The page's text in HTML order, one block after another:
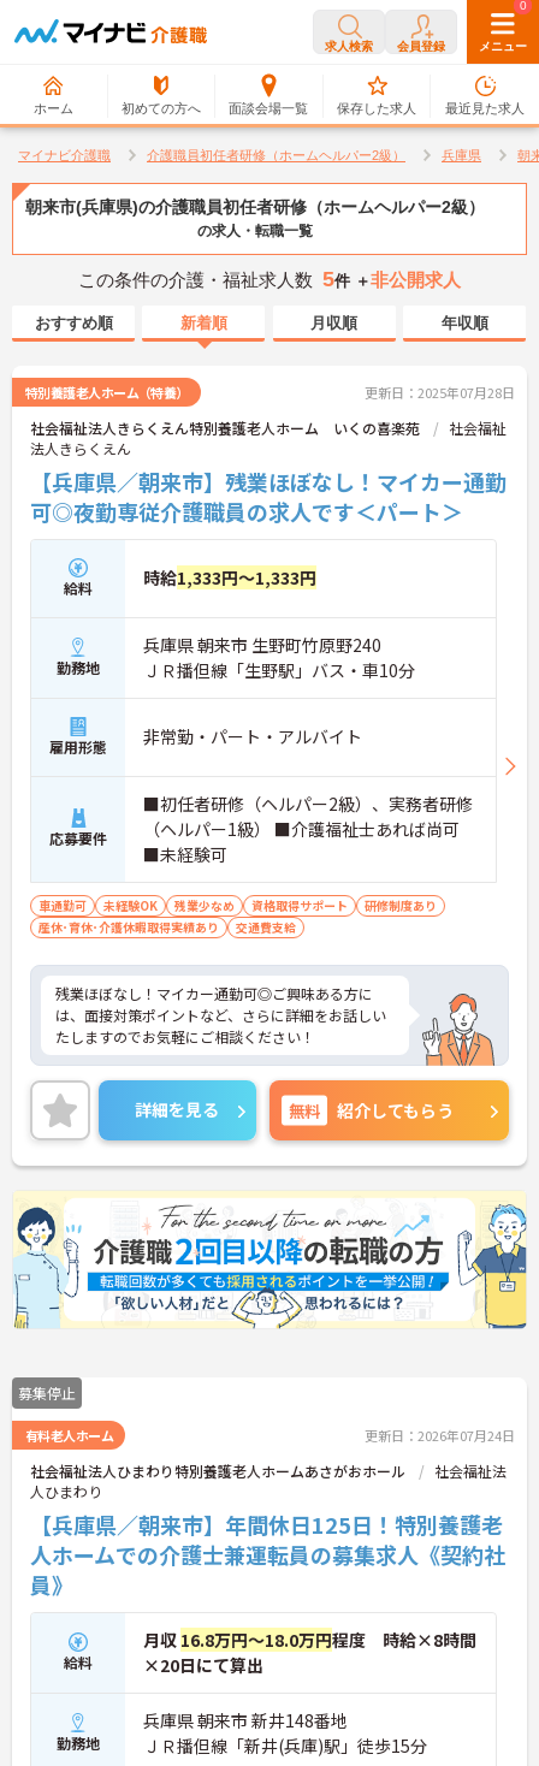
求人検索 会員登録 メニュー
ホーム 初めての方へ 面談会場一覧
0
保存した求人
0
最近見た求人
マイナビ介護職 介護職員初任者研修（ホームヘルパー2級） 兵庫県 朝
朝来市(兵庫県)の介護職員初任者研修（ホームヘルパー2級）
の求人・転職一覧
この条件の介護・福祉求人数 5件 ＋非公開求人
おすすめ順 新着順 月収順 年収順
特別養護老人ホーム（特養） 更新日：2025年07月28日
社会福祉法人きらくえん特別養護老人ホーム いくの喜楽苑
社会福祉
法人きらくえん
【兵庫県／朝来市】残業ほぼなし！マイカー通勤
可◎夜勤専従介護職員の求人です＜パート＞
給料 時給1,333円～1,333円
勤務地
兵庫県 朝来市 生野町竹原野240
ＪＲ播但線「生野駅」バス・車10分
雇用形態 非常勤・パート・アルバイト
応募要件
■初任者研修（ヘルパー2級）、実務者研修
（ヘルパー1級） ■介護福祉士あれば尚可
■未経験可
車通勤可 未経験OK 残業少なめ 資格取得サポート
研修制度あり
産休･育休･介護休暇取得実績あり
交通費支給
残業ほぼなし！マイカー通勤可◎ご興味ある方に
は、面接対策ポイントなど、さらに詳細をお話しい
たしますのでお気軽にご相談ください！
詳細を見る 無料 紹介してもらう
募集停止
有料老人ホーム 更新日：2026年07月24日
社会福祉法人ひまわり特別養護老人ホームあさがおホール
社会福祉法
人ひまわり
【兵庫県／朝来市】年間休日125日！特別養護老
人ホームでの介護士兼運転員の募集求人《契約社
員》
給料
月収 16.8万円～18.0万円程度 時給×8時間
×20日にて算出
勤務地
兵庫県 朝来市 新井148番地
ＪＲ播但線「新井(兵庫)駅」徒歩15分